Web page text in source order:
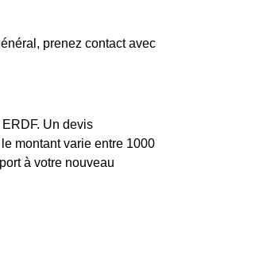
prenez contact avec
Un devis
montant varie entre 1000
à votre nouveau